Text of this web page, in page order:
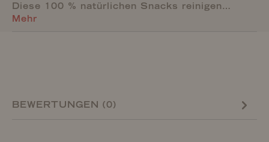
Diese 100 % natürlichen Snacks reinigen…
Mehr
BEWERTUNGEN (0)